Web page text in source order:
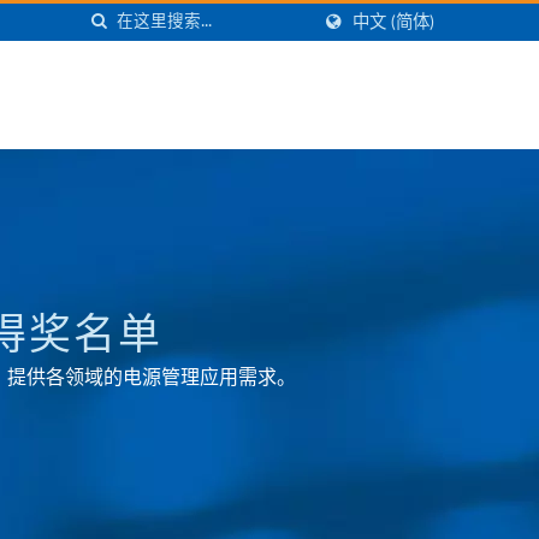
中文 (简体)
奖名单
供各领域的电源管理应用需求。